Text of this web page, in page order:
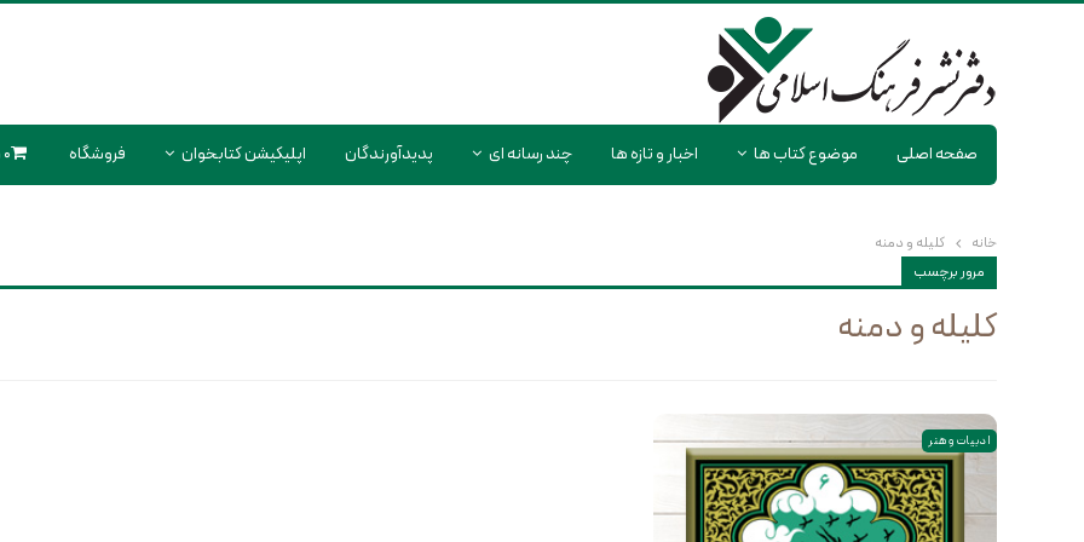
صفحه اصلی موضوع کتاب ها اخبار و تازه ها چند رسانه ای پدیدآورندگان اپلیکیشن کتابخوان فروشگاه 0 محصول
خانه
کلیله و دمنه
مرور برچسب
کلیله و دمنه
ادبیات و هنر